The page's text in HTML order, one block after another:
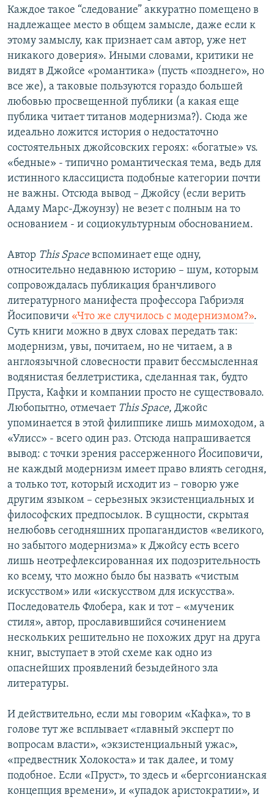
Каждое такое “следование” аккуратно помещено в
надлежащее место в общем замысле, даже если к
этому замыслу, как признает сам автор, уже нет
никакого доверия». Иными словами, критики не
видят в Джойсе «романтика» (пусть «позднего», но
все же), а таковые пользуются гораздо большей
любовью просвещенной публики (а какая еще
публика читает титанов модернизма?). Сюда же
идеально ложится история о недостаточно
состоятельных джойсовских героях: «богатые» vs.
«бедные» - типично романтическая тема, ведь для
истинного классициста подобные категории почти
не важны. Отсюда вывод – Джойсу (если верить
Адаму Марс-Джоунзу) не везет с полным на то
основанием - и социокультурным обоснованием.
Автор This Spaceвспоминает еще одну,
относительно недавнюю историю – шум, которым
сопровождалась публикация бранчливого
литературного манифеста профессора Габриэля
Йосиповичи «Что же случилось с модернизмом?».
Суть книги можно в двух словах передать так:
модернизм, увы, почитаем, но не читаем, а в
англоязычной словесности правит бессмысленная
водянистая беллетристика, сделанная так, будто
Пруста, Кафки и компании просто не существовало.
Любопытно, отмечает This Space, Джойс
упоминается в этой филиппике лишь мимоходом, а
«Улисс» - всего один раз. Отсюда напрашивается
вывод: с точки зрения рассерженного Йосиповичи,
не каждый модернизм имеет право влиять сегодня,
а только тот, который исходит из – говорю уже
другим языком – серьезных экзистенциальных и
философских предпосылок. В сущности, скрытая
нелюбовь сегодняшних пропагандистов «великого,
но забытого модернизма» к Джойсу есть всего
лишь неотрефлексированная их подозрительность
ко всему, что можно было бы назвать «чистым
искусством» или «искусством для искусства».
Последователь Флобера, как и тот – «мученик
стиля», автор, прославившийся сочинением
нескольких решительно не похожих друг на друга
книг, выступает в этой схеме как одно из
опаснейших проявлений безыдейного зла
литературы.
И действительно, если мы говорим «Кафка», то в
голове тут же всплывает «главный эксперт по
вопросам власти», «экзистенциальный ужас»,
«предвестник Холокоста» и так далее, и тому
подобное. Если «Пруст», то здесь и «бергсонианская
концепция времени», и «упадок аристократии», и